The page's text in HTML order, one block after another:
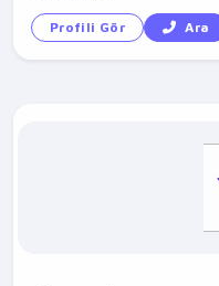
Profili Gör Ara